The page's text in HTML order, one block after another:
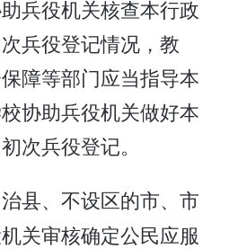
兵役机关核查本行政
兵役登记情况，教
障等部门应当指导本
协助兵役机关做好本
次兵役登记。
县、不设区的市、市
关审核确定公民应服